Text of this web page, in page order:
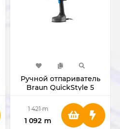
Ручной отпариватель
Braun QuickStyle 5
1 421 m
1 092 m